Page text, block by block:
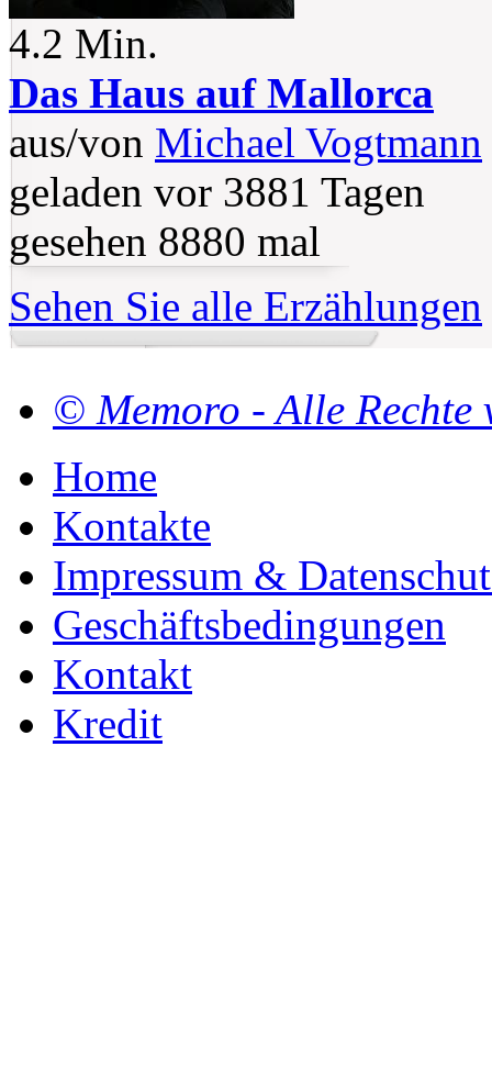
4.2 Min.
Das Haus auf Mallorca
aus/von Michael Vogtmann
geladen vor 3881 Tagen
gesehen 8880 mal
Sehen Sie alle Erzählungen
© Memoro - Alle Rechte
Home
Kontakte
Impressum &
Geschäftsbedingungen
Kontakt
Kredit